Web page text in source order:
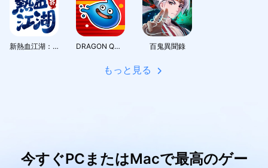
新熱血江湖：世界 DRAGON QUEST Smash/Grow 百鬼異聞錄
もっと見る
今すぐPCまたはMacで最高のゲー